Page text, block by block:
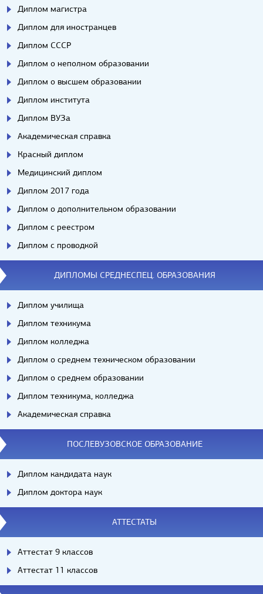
Диплом магистра
Диплом для иностранцев
Диплом СССР
Диплом о неполном образовании
Диплом о высшем образовании
Диплом института
Диплом ВУЗа
Академическая справка
Красный диплом
Медицинский диплом
Диплом 2017 года
Диплом о дополнительном образовании
Диплом с реестром
Диплом с проводкой
ДИПЛОМЫ СРЕДНЕСПЕЦ. ОБРАЗОВАНИЯ
Диплом училища
Диплом техникума
Диплом колледжа
Диплом о среднем техническом образовании
Диплом о среднем образовании
Диплом техникума, колледжа
Академическая справка
ПОСЛЕВУЗОВСКОЕ ОБРАЗОВАНИЕ
Диплом кандидата наук
Диплом доктора наук
АТТЕСТАТЫ
Аттестат 9 классов
Аттестат 11 классов